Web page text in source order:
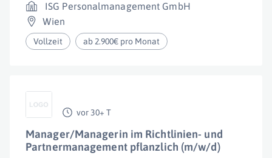
ISG Personalmanagement GmbH
Wien
Vollzeit ab 2.900€ pro Monat
vor 30+ T
Manager/Managerin im Richtlinien- und
Partnermanagement pflanzlich (m/w/d)